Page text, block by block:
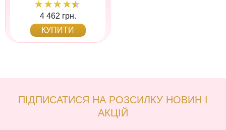
4 462 грн.
КУПИТИ
ПІДПИСАТИСЯ НА РОЗСИЛКУ НОВИН І
АКЦІЙ